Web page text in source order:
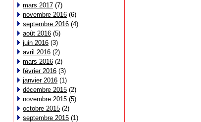
mars 2017 (7)
novembre 2016 (6)
septembre 2016 (4)
août 2016 (5)
juin 2016 (3)
avril 2016 (2)
mars 2016 (2)
février 2016 (3)
janvier 2016 (1)
décembre 2015 (2)
novembre 2015 (5)
octobre 2015 (2)
septembre 2015 (1)